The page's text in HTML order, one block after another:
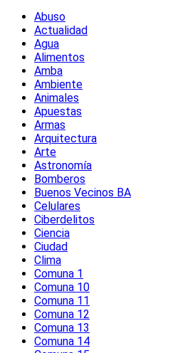
Abuso
Actualidad
Agua
Alimentos
Amba
Ambiente
Animales
Apuestas
Armas
Arquitectura
Arte
Astronomía
Bomberos
Buenos Vecinos BA
Celulares
Ciberdelitos
Ciencia
Ciudad
Clima
Comuna 1
Comuna 10
Comuna 11
Comuna 12
Comuna 13
Comuna 14